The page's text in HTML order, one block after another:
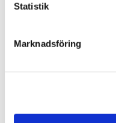
Statistik
Marknadsföring
Bad & kök / Badrum /